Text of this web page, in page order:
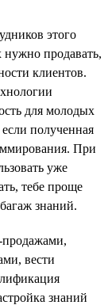
этого
продавать,
клиентов.
для молодых
полученная
При
уже
тебе проще
знаний.
вести
знаний